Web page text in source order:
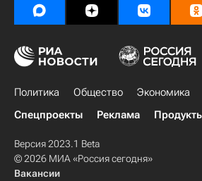
Политика Общество Экономика
Спецпроекты
Реклама
Версия 2023.1 Beta
© 2026 МИА «Россия сегодня»
Вакансии